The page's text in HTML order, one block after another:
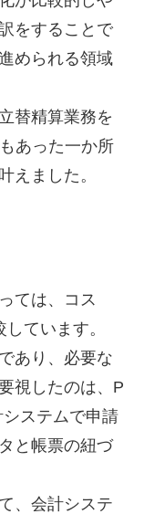
をすることで
められる領域
替精算業務を
あった一か所
えました。
ては、コス
ています。
あり、必要な
視したのは、P
ステムで申請
と帳票の紐づ
、会計システ